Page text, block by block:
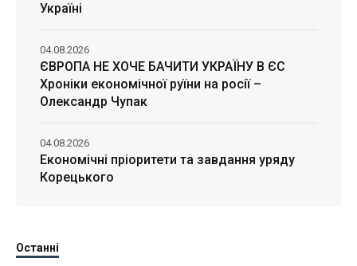
Україні
ЄВРОПА НЕ ХОЧЕ БАЧИТИ УКРАЇНУ В ЄС
Хроніки економічної руїни на росії –
Олександр Чупак
04.08.2026
Економічні пріоритети та завдання уряду
Корецького
04.08.2026
Останні